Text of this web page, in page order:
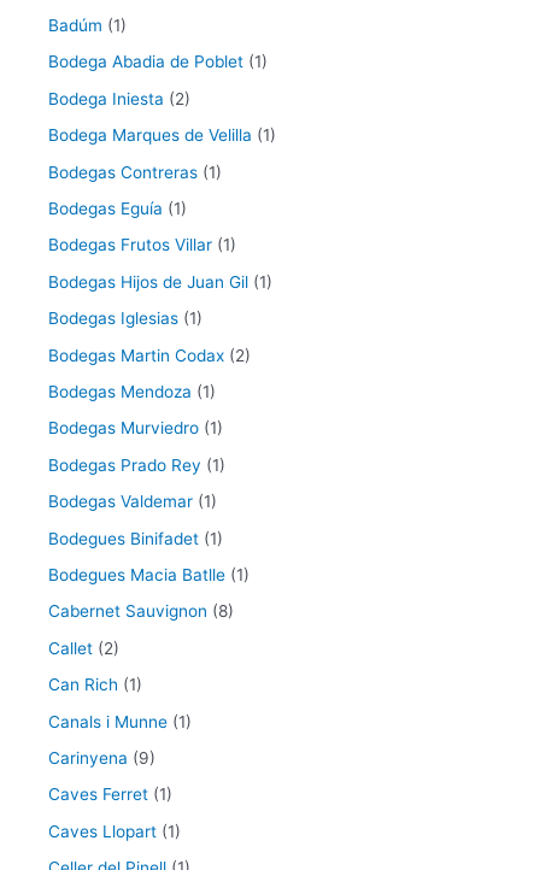
Badúm (1)
Bodega Abadia de Poblet (1)
Bodega Iniesta (2)
Bodega Marques de Velilla (1)
Bodegas Contreras (1)
Bodegas Eguía (1)
Bodegas Frutos Villar (1)
Bodegas Hijos de Juan Gil (1)
Bodegas Iglesias (1)
Bodegas Martin Codax (2)
Bodegas Mendoza (1)
Bodegas Murviedro (1)
Bodegas Prado Rey (1)
Bodegas Valdemar (1)
Bodegues Binifadet (1)
Bodegues Macia Batlle (1)
Cabernet Sauvignon (8)
Callet (2)
Can Rich (1)
Canals i Munne (1)
Carinyena (9)
Caves Ferret (1)
Caves Llopart (1)